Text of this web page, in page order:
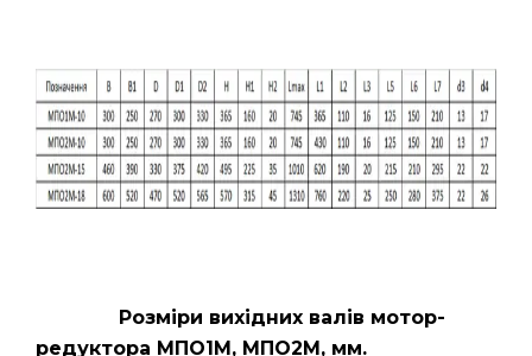
Розміри вихідних валів мотор-
редуктора МПО1М, МПО2М, мм.